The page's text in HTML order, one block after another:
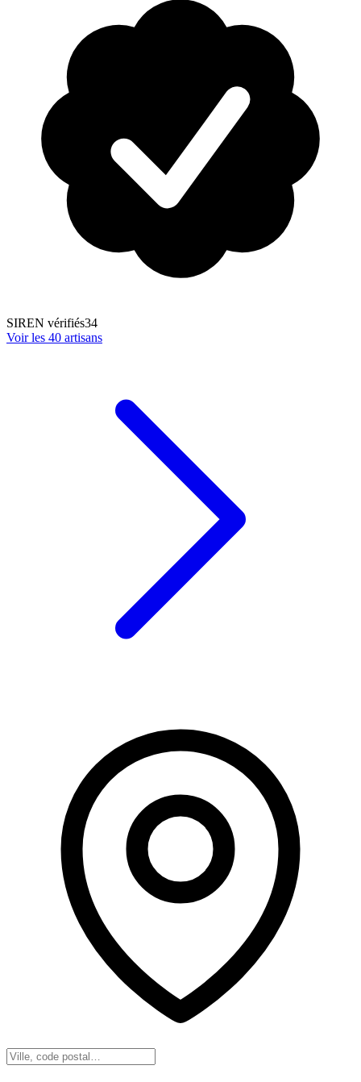
SIREN vérifiés34
Voir les 40 artisans